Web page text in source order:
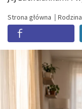
Strona główna Rodzina